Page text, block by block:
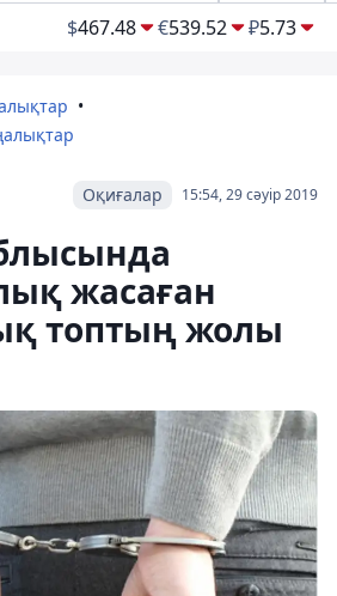
$467.48 €539.52 ₽5.73
15:54, 29 сәуір 2019
Оқиғалар
жасаған
топтың жолы